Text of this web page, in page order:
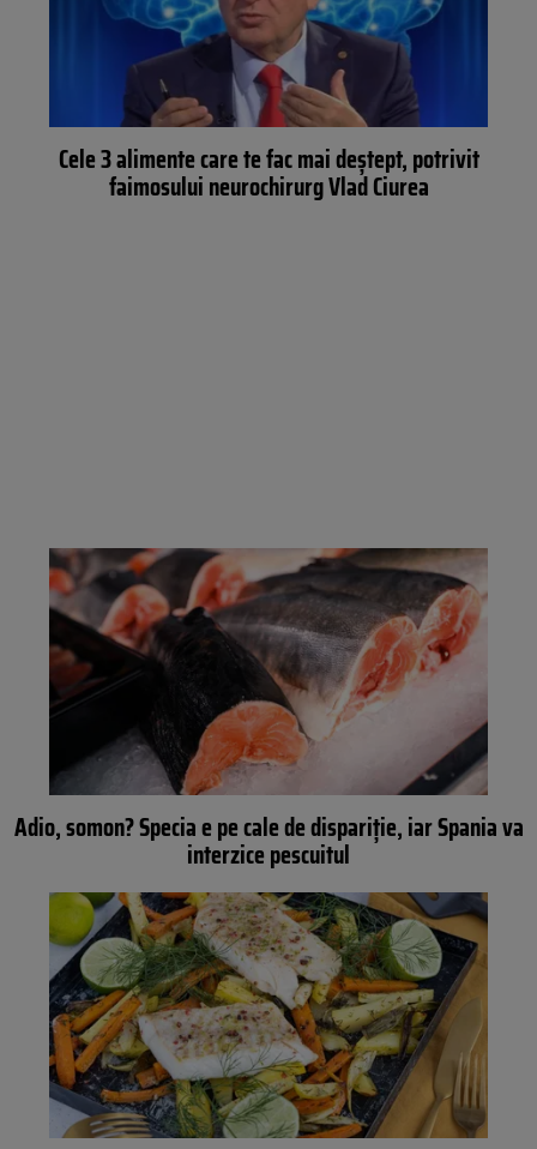
Cele 3 alimente care te fac mai deștept, potrivit
faimosului neurochirurg Vlad Ciurea
Adio, somon? Specia e pe cale de dispariție, iar Spania va
interzice pescuitul